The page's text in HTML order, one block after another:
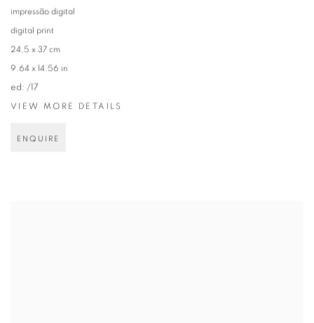
impressão digital
digital print
24,5 x 37 cm
9.64 x 14.56 in
ed: /17
VIEW MORE DETAILS
ENQUIRE